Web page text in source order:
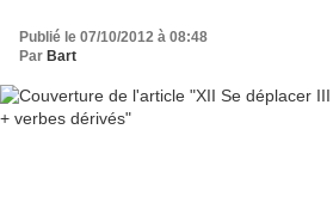
Publié le 07/10/2012 à 08:48
Par Bart